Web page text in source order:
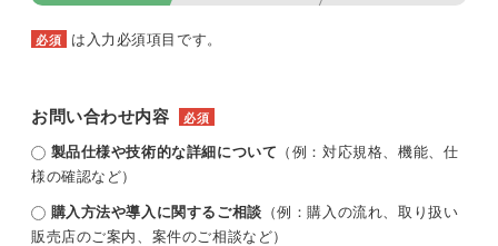
必須 は入力必須項目です。
お問い合わせ内容 必須
製品仕様や技術的な詳細について （例：対応規格、機能、仕
様の確認など）
購入方法や導入に関するご相談 （例：購入の流れ、取り扱い
販売店のご案内、案件のご相談など）